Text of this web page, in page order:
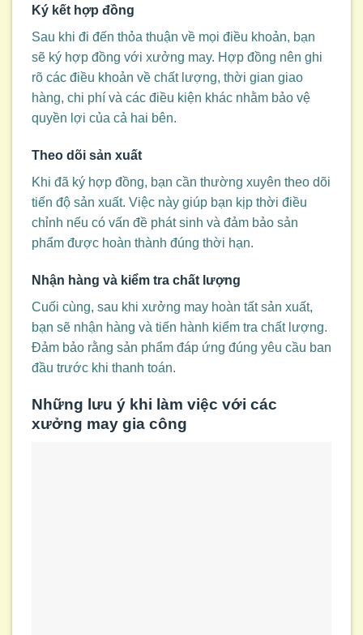
Ký kết hợp đồng
Sau khi đi đến thỏa thuận về mọi điều khoản, bạn
sẽ ký hợp đồng với xưởng may. Hợp đồng nên ghi
rõ các điều khoản về chất lượng, thời gian giao
hàng, chi phí và các điều kiện khác nhằm bảo vệ
quyền lợi của cả hai bên.
Theo dõi sản xuất
Khi đã ký hợp đồng, bạn cần thường xuyên theo dõi
tiến độ sản xuất. Việc này giúp bạn kịp thời điều
chỉnh nếu có vấn đề phát sinh và đảm bảo sản
phẩm được hoàn thành đúng thời hạn.
Nhận hàng và kiểm tra chất lượng
Cuối cùng, sau khi xưởng may hoàn tất sản xuất,
bạn sẽ nhận hàng và tiến hành kiểm tra chất lượng.
Đảm bảo rằng sản phẩm đáp ứng đúng yêu cầu ban
đầu trước khi thanh toán.
Những lưu ý khi làm việc với các
xưởng may gia công